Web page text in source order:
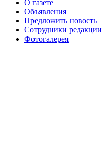
августа 2012 г
О газете
Объявления
Предложить новость
Сотрудники редакции
Фотогалерея